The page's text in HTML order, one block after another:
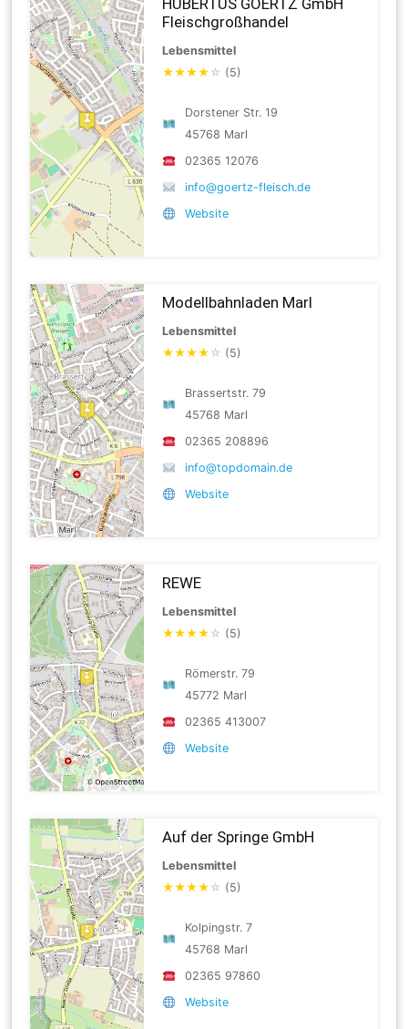
Fleischgroßhandel
Lebensmittel
★★★★ ☆ (5)
Dorstener Str. 19
45768 Marl
02365 12076
info@goertz-fleisch.de
Website
Modellbahnladen Marl
Lebensmittel
★★★★ ☆ (5)
Brassertstr. 79
45768 Marl
02365 208896
info@topdomain.de
Website
REWE
Lebensmittel
★★★★ ☆ (5)
Römerstr. 79
45772 Marl
02365 413007
Website
Auf der Springe GmbH
Lebensmittel
★★★★ ☆ (5)
Kolpingstr. 7
45768 Marl
02365 97860
Website